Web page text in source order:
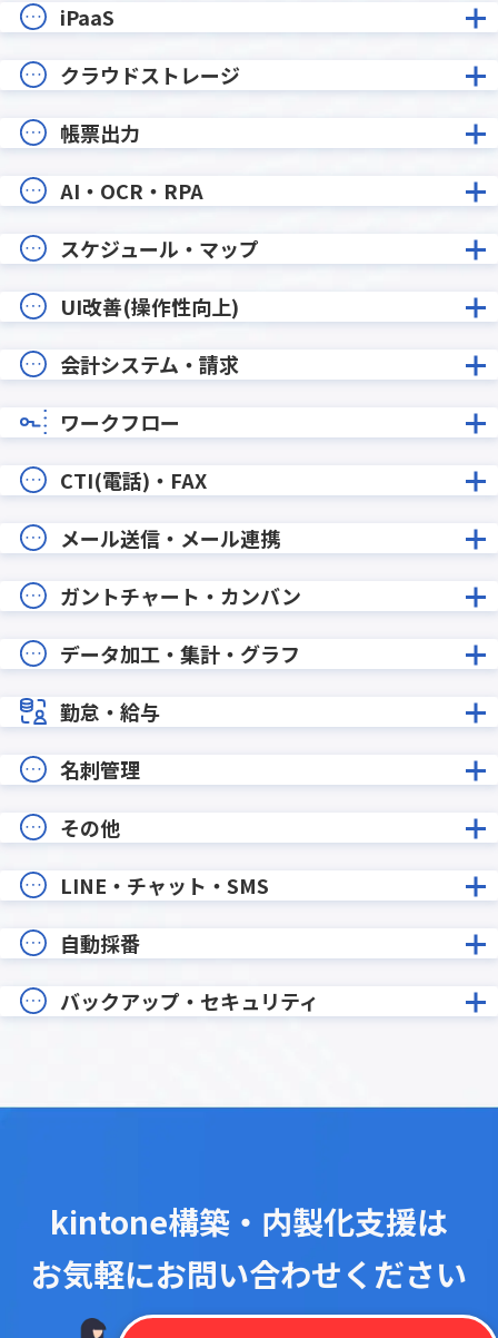
iPaaS
クラウドストレージ
帳票出力
AI・OCR・RPA
スケジュール・マップ
UI改善(操作性向上)
会計システム・請求
ワークフロー
CTI(電話)・FAX
メール送信・メール連携
ガントチャート・カンバン
データ加工・集計・グラフ
勤怠・給与
名刺管理
その他
LINE・チャット・SMS
自動採番
バックアップ・セキュリティ
kintone構築・内製化支援は
お気軽にお問い合わせください